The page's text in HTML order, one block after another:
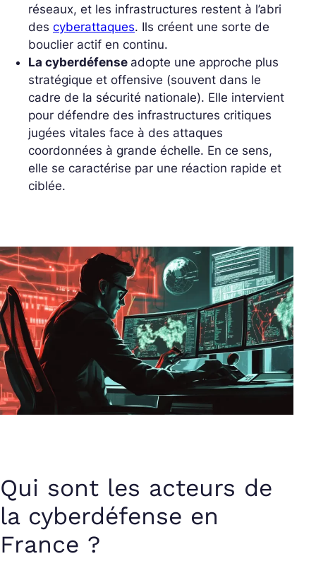
réseaux, et les infrastructures restent à l’abri
des cyberattaques. Ils créent une sorte de
bouclier actif en continu.
La cyberdéfense adopte une approche plus
stratégique et offensive (souvent dans le
cadre de la sécurité nationale). Elle intervient
pour défendre des infrastructures critiques
jugées vitales face à des attaques
coordonnées à grande échelle. En ce sens,
elle se caractérise par une réaction rapide et
ciblée.
Qui sont les acteurs de
la cyberdéfense en
France ?